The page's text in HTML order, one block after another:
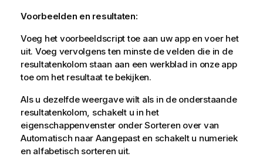
Voorbeelden en resultaten:
Voeg het voorbeeldscript toe aan uw app en voer het
uit. Voeg vervolgens ten minste de velden die in de
resultatenkolom staan aan een werkblad in onze app
toe om het resultaat te bekijken.
Als u dezelfde weergave wilt als in de onderstaande
resultatenkolom, schakelt u in het
eigenschappenvenster onder Sorteren over van
Automatisch naar Aangepast en schakelt u numeriek
en alfabetisch sorteren uit.